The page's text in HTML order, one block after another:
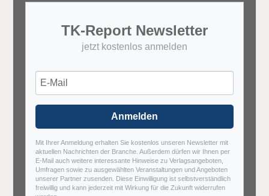
TK-Report Newsletter
jetzt kostenlos anmelden
Anmelden
Mit Ihrer Anmeldung erhalten Sie kostenlos unseren Newsletter mit
aktuellen Nachrichten der Branche. Außerdem dürfen wir Ihnen per
E-Mail auch weitere interessante Hinweise zu Verlagsangeboten,
Umfragen sowie zu ausgewählten Veranstaltungen und Angeboten
unserer Partner zusenden. Diese Einwilligung ist selbstverständlich
freiwillig und kann jederzeit mit Wirkung für die Zukunft widerrufen